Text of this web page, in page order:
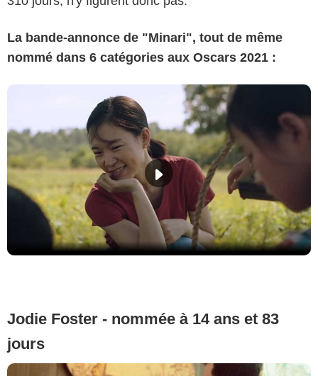
La bande-annonce de "Minari", tout de même
nommé dans 6 catégories aux Oscars 2021 :
Jodie Foster - nommée à 14 ans et 83
jours